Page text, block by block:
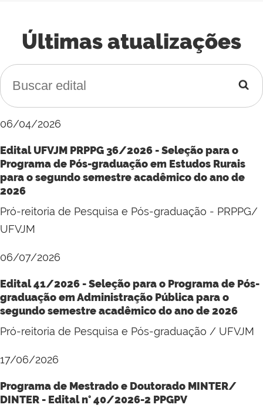
Últimas atualizações
06/04/2026
Edital UFVJM PRPPG 36/2026 - Seleção para o
Programa de Pós-graduação em Estudos Rurais
para o segundo semestre acadêmico do ano de
2026
Pró-reitoria de Pesquisa e Pós-graduação - PRPPG/
UFVJM
06/07/2026
Edital 41/2026 - Seleção para o Programa de Pós-
graduação em Administração Pública para o
segundo semestre acadêmico do ano de 2026
Pró-reitoria de Pesquisa e Pós-graduação / UFVJM
17/06/2026
Programa de Mestrado e Doutorado MINTER/
DINTER - Edital n° 40/2026-2 PPGPV